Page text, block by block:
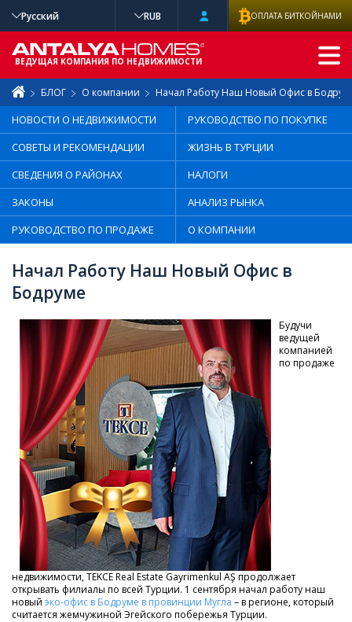
БЛОГ О компании Начал Работу Наш Новый Офис в
НОВОСТИ О НЕДВИЖИМОСТИ
РУКОВОДСТВО ПО ПОКУПКЕ
СОВЕТЫ И РЕКОМЕНДАЦИИ
ЖИЗНЬ В ТУРЦИИ
СВЕДЕНИЯ О РАЙОНАХ
НАЛОГИ
ЗАКОНЫ
АНАЛИЗ РЫНКА
РУКОВОДСТВО ПО ПРОДАЖЕ
О КОМПАНИИ
Начал Работу Наш Новый Офис в
Бодруме
Будучи
ведущей
компанией
по продаже
недвижимости, TEKCE Real Estate Gayrimenkul AŞ продолжает
открывать филиалы по всей Турции. 1 сентября начал работу наш
новый эко-офис в Бодруме в провинции Мугла – в регионе, который
считается жемчужиной Эгейского побережья Турции.
Русский RUB ОПЛАТА БИТКОЙНАМИ
ВЕДУЩАЯ КОМПАНИЯ ПО НЕДВИЖИМОСТИ
РАСШИРЕННЫ
Й ПОИСК